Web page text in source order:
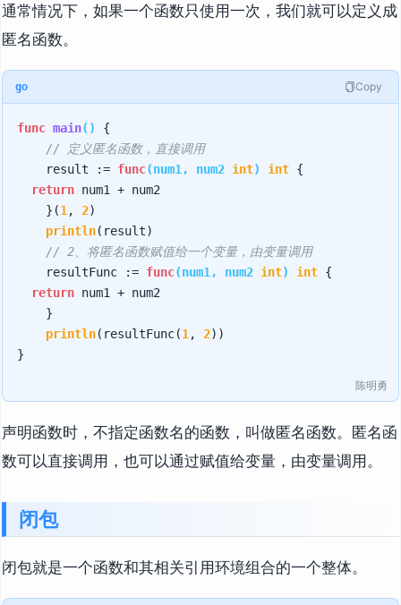
通常情况下，如果一个函数只使用一次，我们就可以定义成
匿名函数。
go Copy
func main()
{
// 定义匿名函数，直接调用
    result :=
func(num1, num2 int) int {
return num1 + num2
    }(
1 , 2)
println(result)
// 2、将匿名函数赋值给一个变量，由变量调用
    resultFunc :=
func(num1, num2 int) int {
return num1 + num2
    }
println(resultFunc(1 , 2))
陈明勇
声明函数时，不指定函数名的函数，叫做匿名函数。匿名函
数可以直接调用，也可以通过赋值给变量，由变量调用。
闭包
闭包就是一个函数和其相关引用环境组合的一个整体。